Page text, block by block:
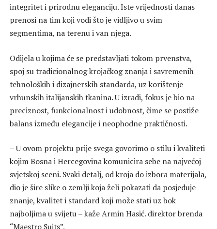
integritet i prirodnu eleganciju. Iste vrijednosti danas
prenosi na tim koji vodi što je vidljivo u svim
segmentima, na terenu i van njega.
Odijela u kojima će se predstavljati tokom prvenstva,
spoj su tradicionalnog krojačkog znanja i savremenih
tehnoloških i dizajnerskih standarda, uz korištenje
vrhunskih italijanskih tkanina. U izradi, fokus je bio na
preciznost, funkcionalnost i udobnost, čime se postiže
balans između elegancije i neophodne praktičnosti.
– U ovom projektu prije svega govorimo o stilu i kvaliteti
kojim Bosna i Hercegovina komunicira sebe na najvećoj
svjetskoj sceni. Svaki detalj, od kroja do izbora materijala,
dio je šire slike o zemlji koja želi pokazati da posjeduje
znanje, kvalitet i standard koji može stati uz bok
najboljima u svijetu – kaže Armin Hasić. direktor brenda
“Maestro Suits”.